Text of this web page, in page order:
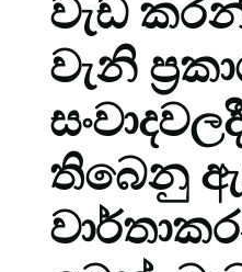
වැඩ
වැනි
තිබෙනු